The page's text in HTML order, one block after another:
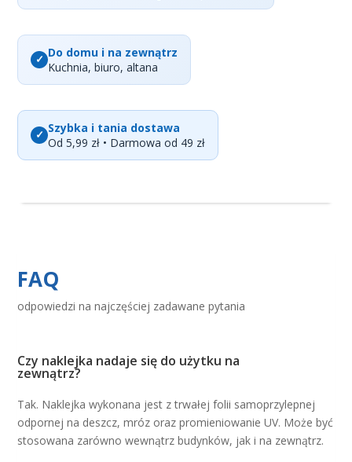
Do domu i na zewnątrz
Kuchnia, biuro, altana
Szybka i tania dostawa
Od 5,99 zł • Darmowa od 49 zł
FAQ
odpowiedzi na najczęściej zadawane pytania
Czy naklejka nadaje się do użytku na
zewnątrz?
Tak. Naklejka wykonana jest z trwałej folii samoprzylepnej
odpornej na deszcz, mróz oraz promieniowanie UV. Może być
stosowana zarówno wewnątrz budynków, jak i na zewnątrz.